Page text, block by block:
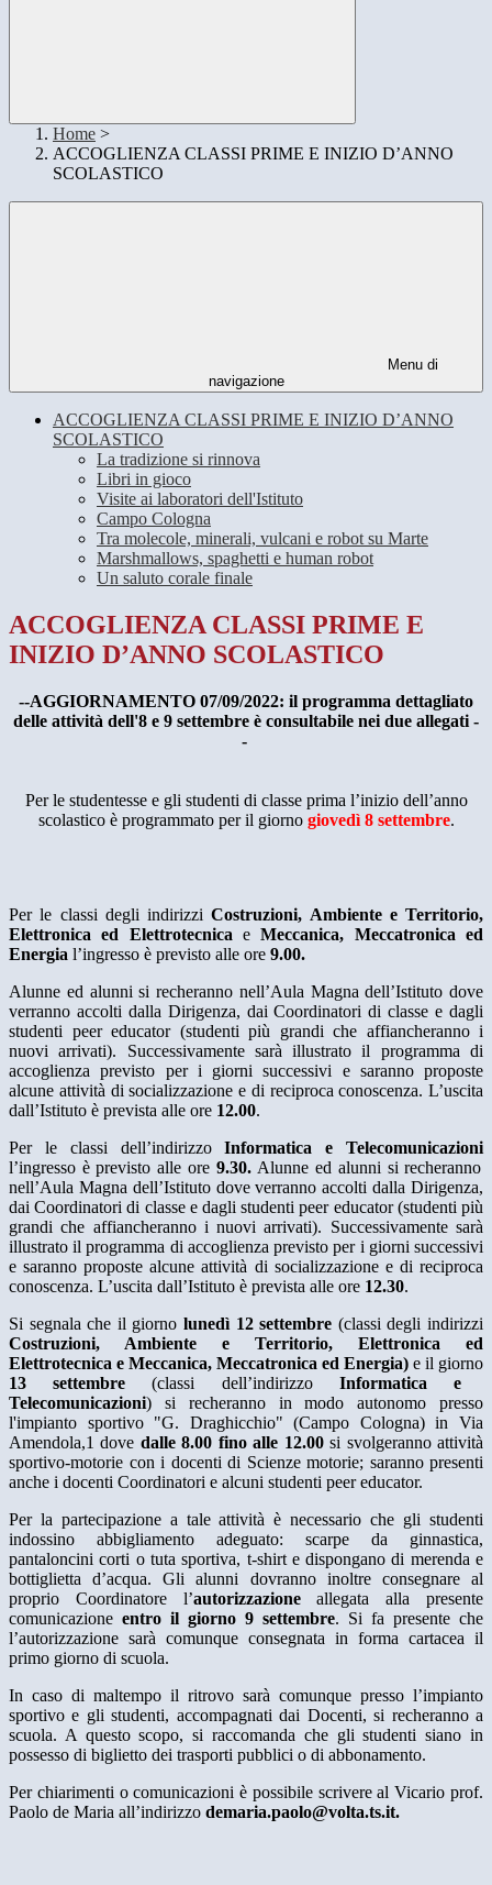
Home >
ACCOGLIENZA CLASSI PRIME E INIZIO D’ANNO
SCOLASTICO
Menu di
navigazione
ACCOGLIENZA CLASSI PRIME E INIZIO D’ANNO
SCOLASTICO
La tradizione si rinnova
Libri in gioco
Visite ai laboratori dell'Istituto
Campo Cologna
Tra molecole, minerali, vulcani e robot su Marte
Marshmallows, spaghetti e human robot
Un saluto corale finale
ACCOGLIENZA CLASSI PRIME E
INIZIO D’ANNO SCOLASTICO
--AGGIORNAMENTO 07/09/2022: il programma dettagliato
delle attività dell'8 e 9 settembre è consultabile nei due allegati -
-
Per le studentesse e gli studenti di classe prima l’inizio dell’anno
scolastico è programmato per il giorno giovedì 8 settembre.
Per le classi degli indirizziCostruzioni, Ambiente e Territorio,
Elettronica ed Elettrotecnica e Meccanica, Meccatronica ed
Energia l’ingresso è previsto alle ore 9.00.
Alunne ed alunni si recheranno nell’Aula Magna dell’Istituto dove
verranno accolti dalla Dirigenza, dai Coordinatori di classe e dagli
studenti peer educator (studenti più grandi che affiancheranno i
nuovi arrivati). Successivamente sarà illustrato il programma di
accoglienza previsto per i giorni successivi e saranno proposte
alcune attività di socializzazione e di reciproca conoscenza. L’uscita
dall’Istituto è prevista alle ore 12.00.
Per le classi dell’indirizzoInformatica e Telecomunicazioni
l’ingresso è previsto alle ore 9.30. Alunne ed alunni si recheranno
nell’Aula Magna dell’Istituto dove verranno accolti dalla Dirigenza,
dai Coordinatori di classe e dagli studenti peer educator (studenti più
grandi che affiancheranno i nuovi arrivati). Successivamente sarà
illustrato il programma di accoglienza previsto per i giorni successivi
e saranno proposte alcune attività di socializzazione e di reciproca
conoscenza. L’uscita dall’Istituto è prevista alle ore 12.30.
Si segnala che il giorno lunedì 12 settembre (classi degli indirizzi
Costruzioni, Ambiente e Territorio, Elettronica ed
Elettrotecnica e Meccanica, Meccatronica ed Energia) e il giorno
13 settembre(classi dell’indirizzoInformatica e
Telecomunicazioni)
si recheranno in modo autonomo presso
l'impianto sportivo "G. Draghicchio" (Campo Cologna) in Via
Amendola,1 dove dalle 8.00 fino alle 12.00si svolgeranno attività
sportivo-motorie con i docenti di Scienze motorie; saranno presenti
anche i docenti Coordinatori e alcuni studenti peer educator.
Per la partecipazione a tale attività è necessario che gli studenti
indossino abbigliamento adeguato: scarpe da ginnastica,
pantaloncini corti o tuta sportiva, t-shirt e dispongano di merenda e
bottiglietta d’acqua. Gli alunni dovranno inoltre consegnare al
proprio Coordinatore l’autorizzazioneallegata alla presente
comunicazione entro il giorno 9 settembre. Si fa presente che
l’autorizzazione sarà comunque consegnata in forma cartacea il
primo giorno di scuola.
In caso di maltempo il ritrovo sarà comunque presso l’impianto
sportivo e gli studenti, accompagnati dai Docenti, si recheranno a
scuola. A questo scopo, si raccomanda che gli studenti siano in
possesso di biglietto dei trasporti pubblici o di abbonamento.
Per chiarimenti o comunicazioni è possibile scrivere al Vicario prof.
Paolo de Maria all’indirizzo demaria.paolo@volta.ts.it.